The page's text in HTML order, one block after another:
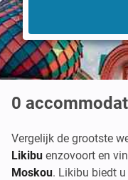
0
Vergelijk de grootste
Likibu enzovoort en
Moskou. Likibu biedt